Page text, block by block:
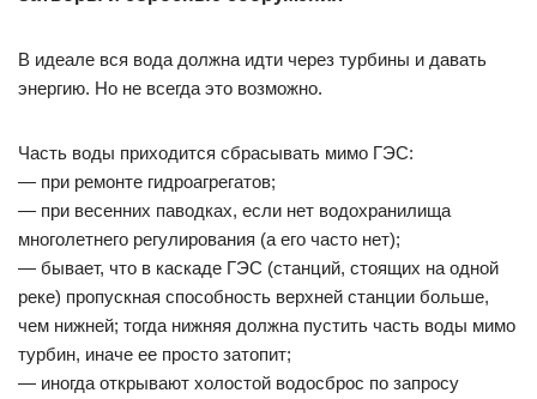
В идеале вся вода должна идти через турбины и давать
энергию. Но не всегда это возможно.
Часть воды приходится сбрасывать мимо ГЭС:
— при ремонте гидроагрегатов;
— при весенних паводках, если нет водохранилища
многолетнего регулирования (а его часто нет);
— бывает, что в каскаде ГЭС (станций, стоящих на одной
реке) пропускная способность верхней станции больше,
чем нижней; тогда нижняя должна пустить часть воды мимо
турбин, иначе ее просто затопит;
— иногда открывают холостой водосброс по запросу